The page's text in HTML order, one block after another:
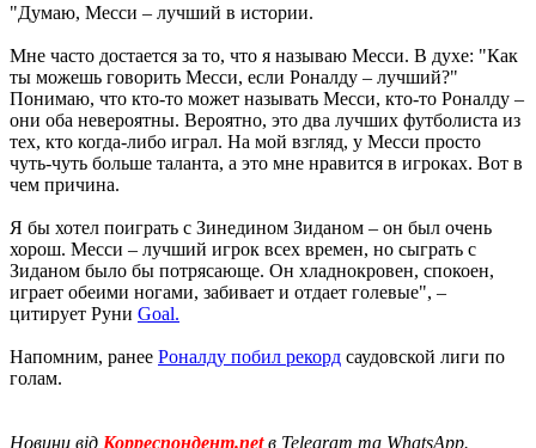
"Думаю, Месси – лучший в истории.
Мне часто достается за то, что я называю Месси. В духе: "Как
ты можешь говорить Месси, если Роналду – лучший?"
Понимаю, что кто-то может называть Месси, кто-то Роналду –
они оба невероятны. Вероятно, это два лучших футболиста из
тех, кто когда-либо играл. На мой взгляд, у Месси просто
чуть-чуть больше таланта, а это мне нравится в игроках. Вот в
чем причина.
Я бы хотел поиграть с Зинедином Зиданом – он был очень
хорош. Месси – лучший игрок всех времен, но сыграть с
Зиданом было бы потрясающе. Он хладнокровен, спокоен,
играет обеими ногами, забивает и отдает голевые", –
цитирует Руни Goal.
Напомним, ранее Роналду побил рекорд саудовской лиги по
голам.
Новини від Корреспондент.netв Telegram та WhatsApp.